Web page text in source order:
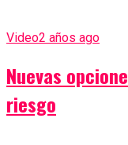
Video2 años ago
Nuevas
riesgo